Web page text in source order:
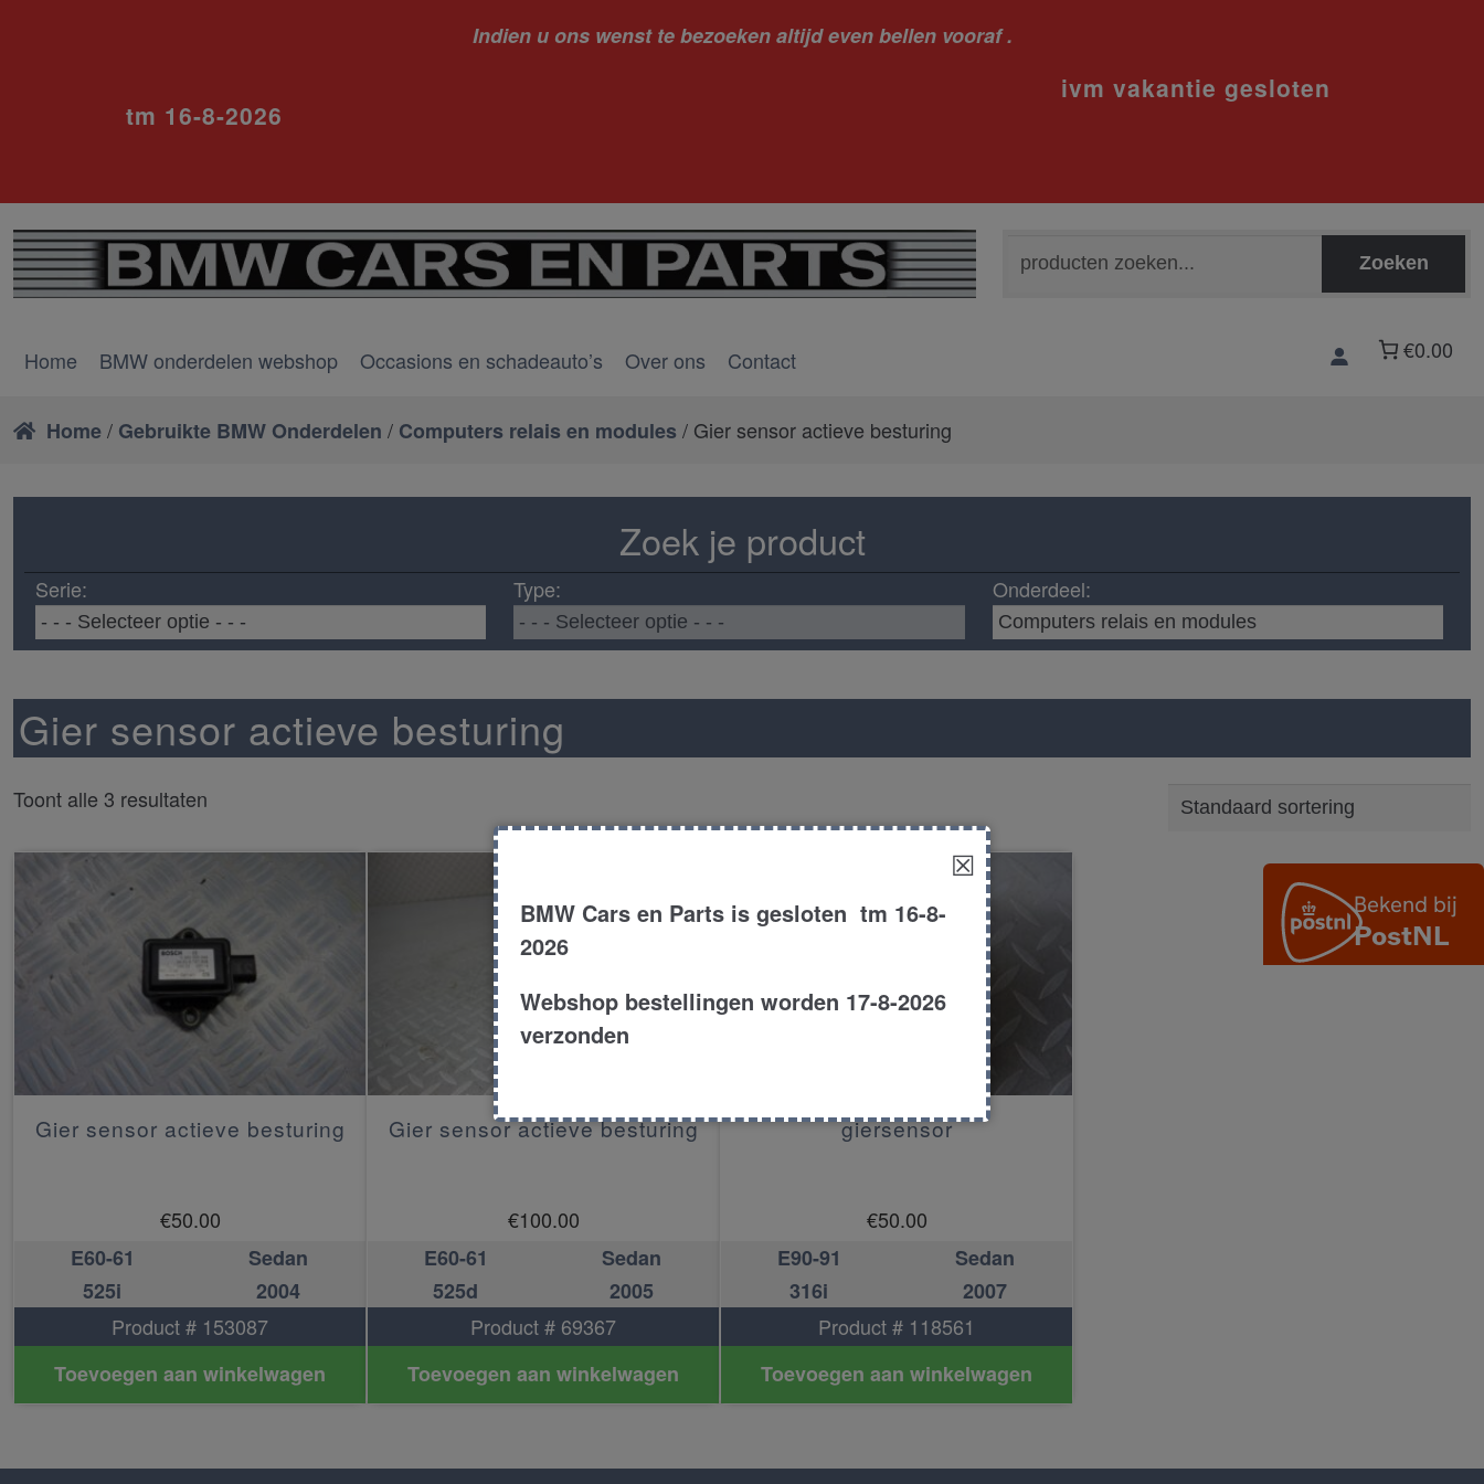
Indien u ons wenst te bezoeken altijd even bellen vooraf .
ivm vakantie gesloten
tm 16-8-2026
naar:
Zoeken
Home BMW onderdelen webshop Occasions en schadeauto’s Over ons Contact €0.00
Home/ Gebruikte BMW Onderdelen / Computers relais en modules / Gier sensor actieve besturing
Zoek je product
Serie: Type: Onderdeel:
Gier sensor actieve besturing
Toont alle 3 resultaten
Gier sensor actieve besturing
€50.00
E60-61
Sedan
525i
2004
Product # 153087
Toevoegen aan winkelwagen
Gier sensor actieve besturing
€100.00
E60-61
Sedan
525d
2005
Product # 69367
Toevoegen aan winkelwagen
giersensor
€50.00
E90-91
Sedan
316i
2007
Product # 118561
Toevoegen aan winkelwagen
☒
BMW Cars en Parts is gesloten tm 16-8-
2026
Webshop bestellingen worden 17-8-2026
verzonden